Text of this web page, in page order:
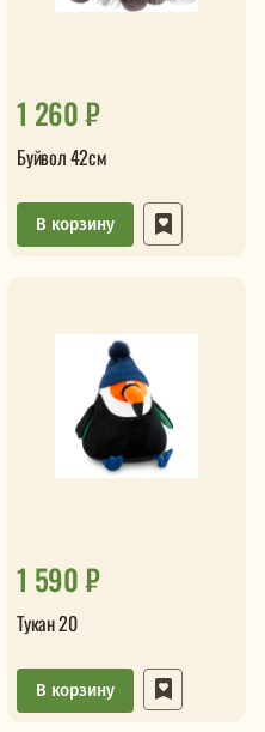
1 260 ₽
Буйвол 42см
В корзину
1 590 ₽
Тукан 20
В корзину